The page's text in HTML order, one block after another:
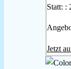
Statt: :
Jetzt